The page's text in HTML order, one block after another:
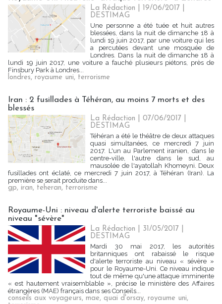
La Rédaction | 19/06/2017
DESTIMAG
Une personne a été tuée et huit autres
blessées, dans la nuit de dimanche 18 à
lundi 19 juin 2017, par une voiture qui les
a percutées devant une mosquée de
Londres. Dans la nuit de dimanche 18 à
lundi 19 juin 2017, une voiture a fauché plusieurs piétons, près de
Finsbury Park à Londres...
londres, royaume uni, terrorisme
Iran : 2 fusillades à Téhéran, au moins 7 morts et des
blessés
La Rédaction | 07/06/2017
DESTIMAG
Téhéran a été le théâtre de deux attaques
quasi simultanées, ce mercredi 7 juin
2017. L'un au Parlement iranien, dans le
centre-ville, l'autre dans le sud, au
mausolée de l'ayatollah Khomeyni. Deux
fusillades ont éclaté, ce mercredi 7 juin 2017, à Téhéran (Iran). La
première se serait produite dans...
gp, iran, teheran, terrorisme
Royaume-Uni : niveau d'alerte terroriste baissé au
niveau "sévère"
La Rédaction | 31/05/2017
DESTIMAG
Mardi 30 mai 2017, les autorités
britanniques ont rabaissé le risque
d'alerte terroriste au niveau « sévère »
pour le Royaume-Uni. Ce niveau indique
tout de même qu'une attaque imminente
« est hautement vraisemblable », précise le ministère des Affaires
étrangères (MAE) français dans ses Conseils...
conseils aux voyageurs, mae, quai d'orsay, royaume uni,